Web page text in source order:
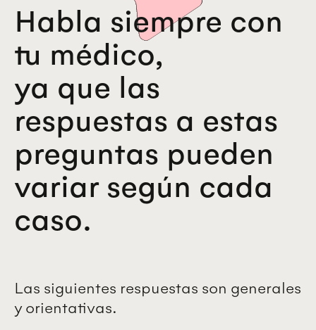
Habla siempre con
tu médico,
ya que las
respuestas a estas
preguntas pueden
variar según cada
caso.
Las siguientes respuestas son generales
y orientativas.